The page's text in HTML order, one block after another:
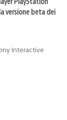
versione beta dei
Interactive